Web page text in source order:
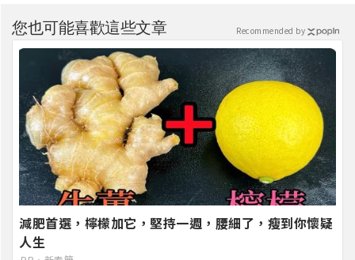
您也可能喜歡這些文章
減肥首選，檸檬加它，堅持一週，腰細了，瘦到你懷疑
人生
Recommended by